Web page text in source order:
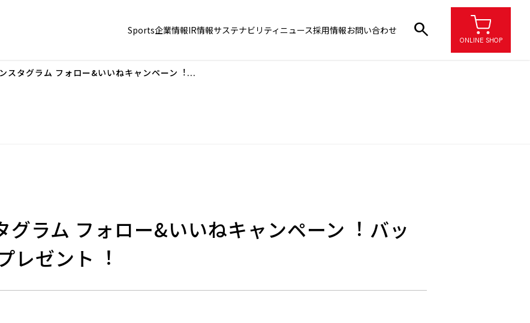
Sports企業情報IR情報サステナビリティ ニュース採用情報お問い合わせ search
ONLINE SHOP
スタグラム フォロー&いいねキャンペーン︕...
グラム フォロー&いいねキャンペーン︕ バッ
レゼント︕